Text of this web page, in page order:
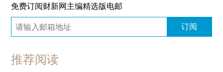
免费订阅财新网主编精选版电邮
订阅
推荐阅读